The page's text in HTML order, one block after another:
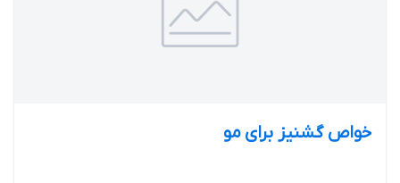
خواص گشنیز برای مو